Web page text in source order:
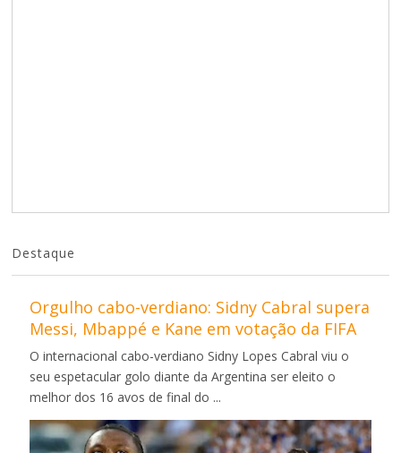
Destaque
Orgulho cabo-verdiano: Sidny Cabral supera
Messi, Mbappé e Kane em votação da FIFA
O internacional cabo-verdiano Sidny Lopes Cabral viu o
seu espetacular golo diante da Argentina ser eleito o
melhor dos 16 avos de final do ...